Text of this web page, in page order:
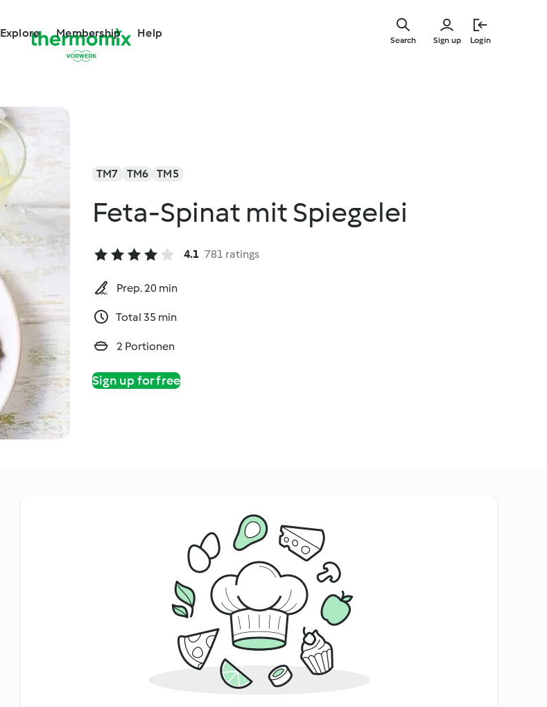
Explore Membership Help
Sign up Login
Search
TM7 TM6 TM5
Feta-Spinat mit Spiegelei
4.1 781 ratings
Prep. 20 min
Total 35 min
2 Portionen
Sign up for free